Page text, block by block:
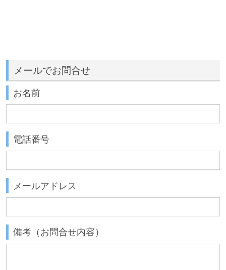
メールでお問合せ
お名前
電話番号
メールアドレス
備考（お問合せ内容）